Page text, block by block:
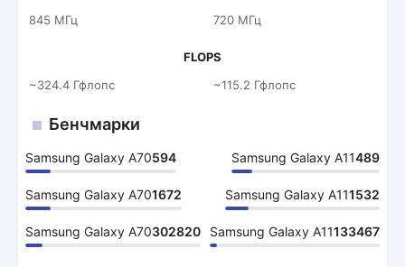
845 МГц
720 МГц
FLOPS
~324.4 Гфлопс
~115.2 Гфлопс
Бенчмарки
Samsung Galaxy A70594 Samsung Galaxy A11489
Samsung Galaxy A701672 Samsung Galaxy A111532
Samsung Galaxy A70302820 Samsung Galaxy A11133467